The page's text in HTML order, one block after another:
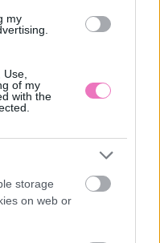
my
of my
with the
storage
on web or
»